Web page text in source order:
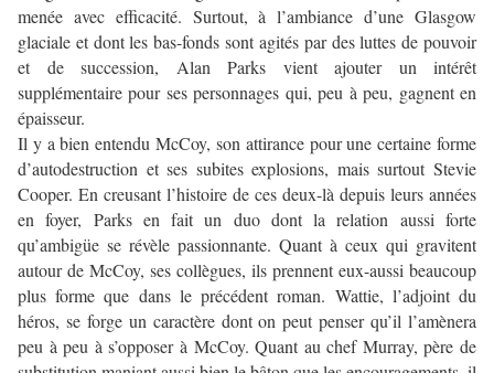
menée avec efficacité. Surtout, à l’ambiance d’une Glasgow
glaciale et dont les bas-fonds sont agités par des luttes de pouvoir
et de succession, Alan Parks vient ajouter un intérêt
supplémentaire pour ses personnages qui, peu à peu, gagnent en
épaisseur.
Il y a bien entendu McCoy, son attirance pour une certaine forme
d’autodestruction et ses subites explosions, mais surtout Stevie
Cooper. En creusant l’histoire de ces deux-là depuis leurs années
en foyer, Parks en fait un duo dont la relation aussi forte
qu’ambigüe se révèle passionnante. Quant à ceux qui gravitent
autour de McCoy, ses collègues, ils prennent eux-aussi beaucoup
plus forme que dans le précédent roman. Wattie, l’adjoint du
héros, se forge un caractère dont on peut penser qu’il l’amènera
peu à peu à s’opposer à McCoy. Quant au chef Murray, père de